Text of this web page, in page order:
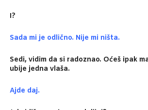
I?
Sada mi je odlično. Nije mi ništa.
Sedi, vidim da si radoznao. Oćeš ipak
ubije jedna vlaša.
Ajde daj.